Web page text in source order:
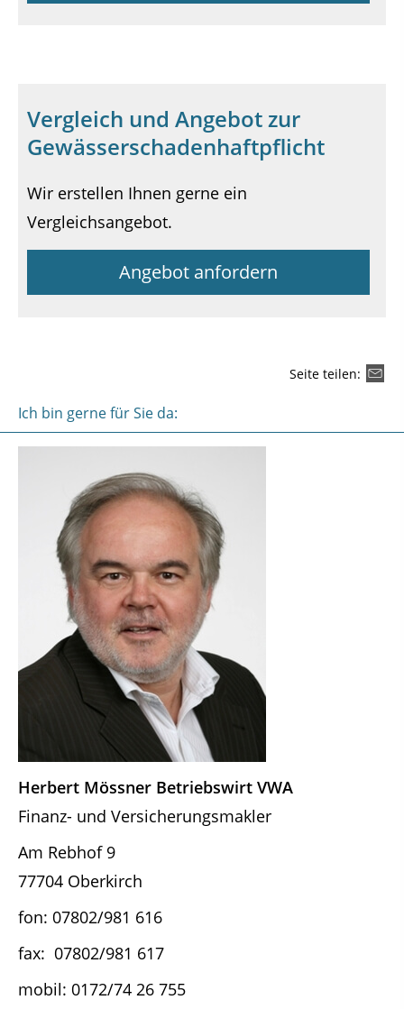
Vergleich und Angebot zur
Gewässerschadenhaftpflicht
Wir erstellen Ihnen gerne ein
Vergleichsangebot.
Angebot anfordern
Seite teilen:
Ich bin gerne für Sie da:
Herbert Mössner Betriebswirt VWA
Finanz- und Versicherungsmakler
Am Rebhof 9
77704 Oberkirch
fon: 07802/981 616
fax: 07802/981 617
mobil: 0172/74 26 755